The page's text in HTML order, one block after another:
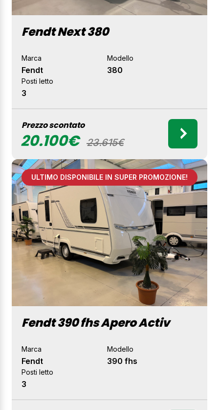
Fendt Next 380
Marca
Fendt
Modello
380
Posti letto
3
Prezzo scontato
20.100€ 23.615€
ULTIMO DISPONIBILE IN SUPER PROMOZIONE!
Fendt 390 fhs Apero Activ
Marca
Fendt
Modello
390 fhs
Posti letto
3